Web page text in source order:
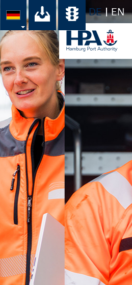
DE EN
Ihr Download-